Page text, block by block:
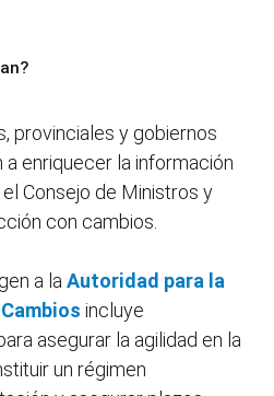
provinciales y gobiernos
enriquecer la información
Consejo de Ministros y
con cambios.
a laAutoridad para la
incluye
asegurar la agilidad en la
un régimen